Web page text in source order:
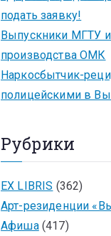
подать заявку!
Выпускники МГТУ
производства ОМК
Наркосбытчик-
полицейскими в
Рубрики
EX LIBRIS (362)
Арт-резиденции
Афиша(417)